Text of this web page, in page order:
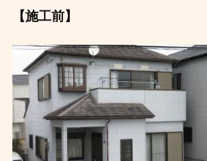
【施工前】